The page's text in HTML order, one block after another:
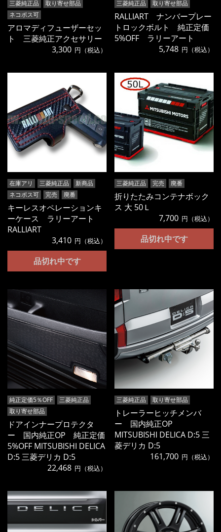
三菱純正品
取り寄せ部品
ネコポス可
アロマディフューザーセッ
ト 三菱純正アクセサリー
3,300 円（税込）
三菱純正品 取り寄せ部品
RALLIART ナンバープレー
トロックボルト 純正定価
5%OFF ラリーアート
5,748 円（税込）
在庫アリ 三菱純正品
新商品
ネコポス可
完売 廃番
キーレスオペレーションキ
ーケース ラリーアート
RALLIART
3,410 円（税込）
品切れ中です
三菱純正品 完売 廃番
折りたたみコンテナボック
ス 大 50Ｌ
7,700 円（税込）
品切れ中です
純正定価5％OFF
三菱純正品
取り寄せ部品
ドアインナープロテクタ
ー 国内純正OP 純正定価
5%OFF MITSUBISHI DELICA
D:5 三菱デリカ D:5
22,468 円（税込）
三菱純正品 取り寄せ部品
トレーラーヒッチメンバ
ー 国内純正OP
MITSUBISHI DELICA D:5 三
菱デリカ D:5
161,700 円（税込）